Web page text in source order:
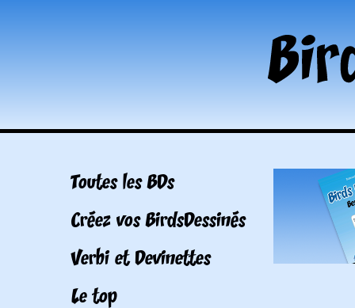
Toutes les BDs
Créez vos BirdsDessinés
Verbi et Devinettes
Le top